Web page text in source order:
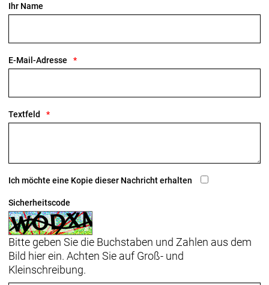
Ihr Name
E-Mail-Adresse
Textfeld
Ich möchte eine Kopie dieser Nachricht erhalten
Sicherheitscode
Bitte geben Sie die Buchstaben und Zahlen aus dem
Bild hier ein. Achten Sie auf Groß- und
Kleinschreibung.